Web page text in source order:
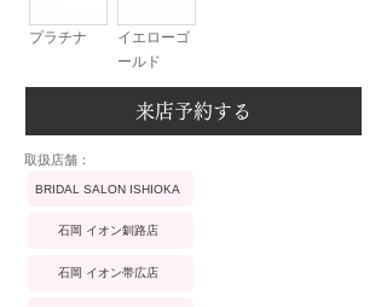
プラチナ
イエローゴ
ールド
来店予約する
​取扱店舗：
BRIDAL SALON ISHIOKA
石岡 イオン釧路店
石岡 イオン帯広店